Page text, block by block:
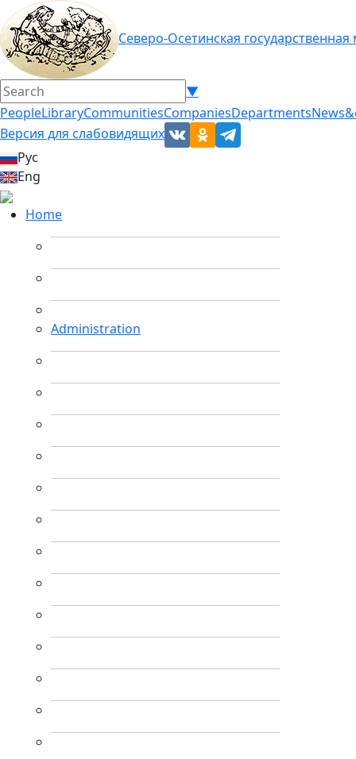
Северо-Осетинская
▼
PeopleLibraryCommunitiesCompaniesDepartments
Версия для слабовидящих
Рус
Eng
Home
Administration